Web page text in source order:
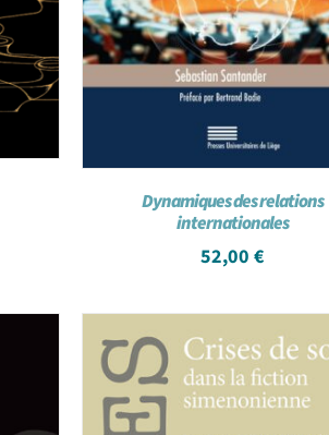
Dynamiques des relations
internationales
52,00 €